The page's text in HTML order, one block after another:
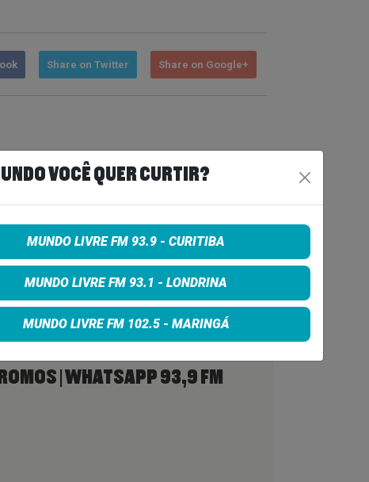
Share on Twitter Share on Google+
| WHATSAPP 93,9 FM
VOCÊ QUER CURTIR?
MUNDO LIVRE FM 93.9 - CURITIBA
MUNDO LIVRE FM 93.1 - LONDRINA
MUNDO LIVRE FM 102.5 - MARINGÁ